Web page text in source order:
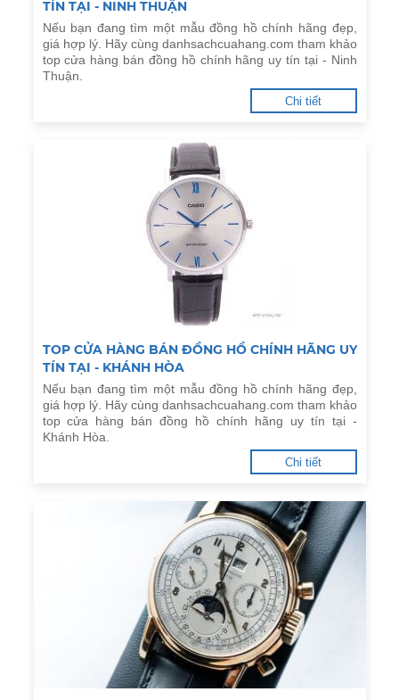
TÍN TẠI - NINH THUẬN
Nếu bạn đang tìm một mẫu đồng hồ chính hãng đẹp,
giá hợp lý. Hãy cùng danhsachcuahang.com tham khảo
top cửa hàng bán đồng hồ chính hãng uy tín tại - Ninh
Thuận.
Chi tiết
TOP CỬA HÀNG BÁN ĐỒNG HỒ CHÍNH HÃNG UY
TÍN TẠI - KHÁNH HÒA
Nếu bạn đang tìm một mẫu đồng hồ chính hãng đẹp,
giá hợp lý. Hãy cùng danhsachcuahang.com tham khảo
top cửa hàng bán đồng hồ chính hãng uy tín tại -
Khánh Hòa.
Chi tiết